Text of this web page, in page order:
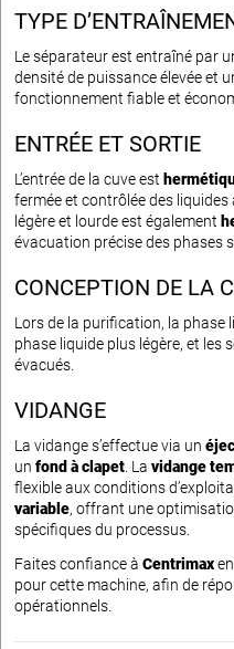
TYPE
Le séparateur est entraîné par
densité de puissance élevée et
fonctionnement fiable et
ENTRÉE ET SORTIE
L’entrée de la cuve est
fermée et contrôlée des
légère et lourde est également
évacuation précise des phases
CONCEPTION DE LA
Lors de la purification, la phase
phase liquide plus légère, et les
évacués.
VIDANGE
La vidange s’effectue via un
un fond à clapet. La vidange
flexible aux conditions
variable, offrant une
spécifiques du processus.
Faites confiance à Centrimax
pour cette machine, afin de
opérationnels.